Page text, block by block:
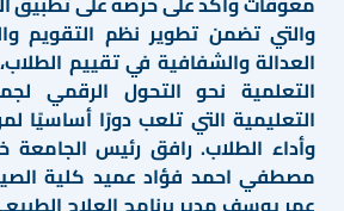
والتي تضمن تطوير نظم التقويم
العدالة والشفافية في تقييم
التعلمية نحو التحول الرقمي
التعليمية التي تلعب دورًا أساسيًا
وأداء الطلاب. رافق رئيس الجامعة
مصطفي احمد فؤاد عميد كلية